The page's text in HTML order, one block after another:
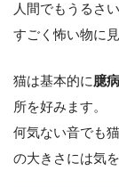
人間でもうるさ
すごく怖い物に
猫は基本的に臆
所を好みます。
何気ない音でも
の大きさには気